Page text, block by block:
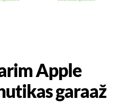
Apple
garaaž